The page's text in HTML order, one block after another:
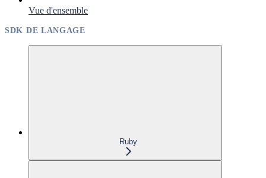
Vue d'ensemble
SDK DE LANGAGE
Ruby